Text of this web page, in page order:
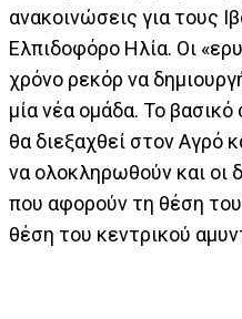
ανακοινώσεις για τους
Ελπιδοφόρο Ηλία. Οι
χρόνο ρεκόρ να
μία νέα ομάδα. Το
θα διεξαχθεί στον Αγρό
να ολοκληρωθούν και οι
που αφορούν τη θέση
θέση του κεντρικού